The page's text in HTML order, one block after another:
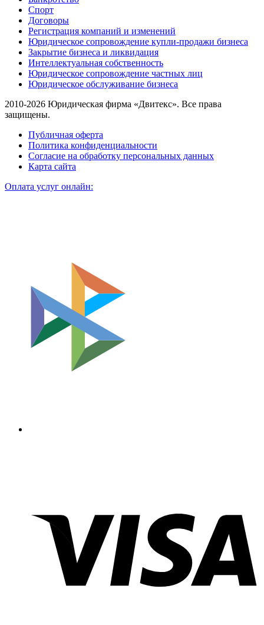
Спорт
Договоры
Регистрация компаний и изменений
Юридическое сопровождение купли-продажи бизнеса
Закрытие бизнеса и ликвидация
Интеллектуальная собственность
Юридическое сопровождение частных лиц
Юридическое обслуживание бизнеса
2010-2026 Юридическая фирма «Двитекс». Все права
защищены.
Публичная оферта
Политика конфиденциальности
Согласие на обработку персональных данных
Карта сайта
Оплата услуг онлайн: